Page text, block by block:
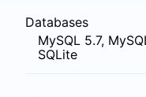
Databases
MySQL 5.7,
SQLite